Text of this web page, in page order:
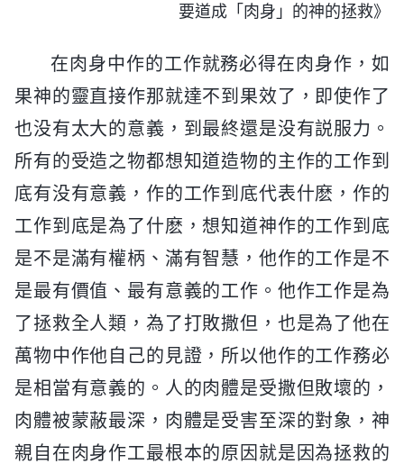
要道成「肉身」的神的拯救》
在肉身中作的工作就務必得在肉身作，如
果神的靈直接作那就達不到果效了，即使作了
也没有太大的意義，到最終還是没有説服力。
所有的受造之物都想知道造物的主作的工作到
底有没有意義，作的工作到底代表什麽，作的
工作到底是為了什麽，想知道神作的工作到底
是不是滿有權柄、滿有智慧，他作的工作是不
是最有價值、最有意義的工作。他作工作是為
了拯救全人類，為了打敗撒但，也是為了他在
萬物中作他自己的見證，所以他作的工作務必
是相當有意義的。人的肉體是受撒但敗壞的，
肉體被蒙蔽最深，肉體是受害至深的對象，神
親自在肉身作工最根本的原因就是因為拯救的